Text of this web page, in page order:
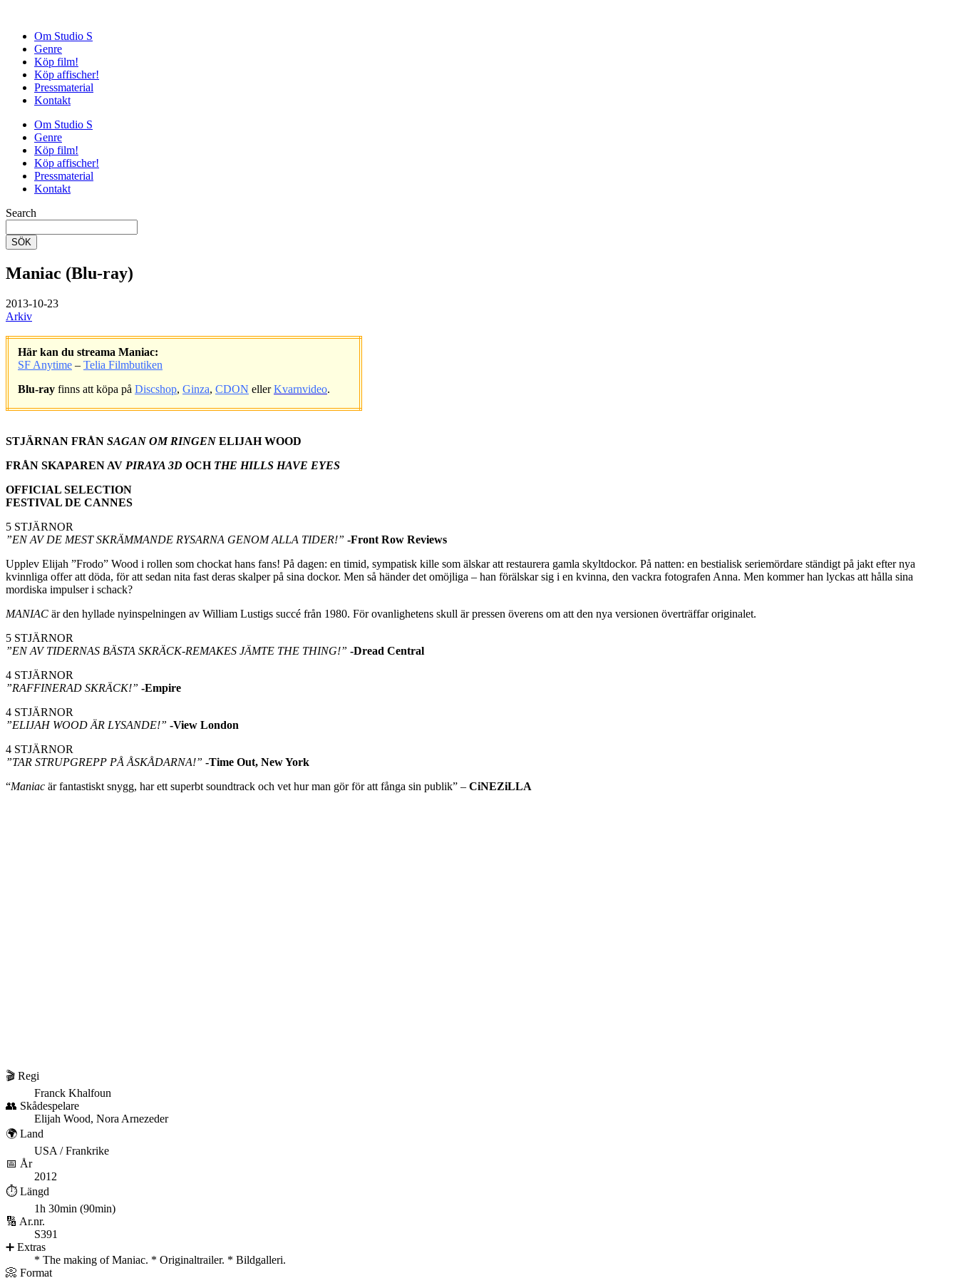
Om Studio S
Genre
Köp film!
Köp affischer!
Pressmaterial
Kontakt
Om Studio S
Genre
Köp film!
Köp affischer!
Pressmaterial
Kontakt
Search
SÖK
Maniac (Blu-ray)
2013-10-23
Arkiv
Här kan du streama Maniac:
SF Anytime – Telia Filmbutiken
Blu-ray finns att köpa på Discshop, Ginza, CDON ellerKvarnvideo.
STJÄRNAN FRÅN SAGAN OM RINGEN ELIJAH WOOD
FRÅN SKAPAREN AV PIRAYA 3D OCH THE HILLS HAVE EYES
OFFICIAL SELECTION
FESTIVAL DE CANNES
5 STJÄRNOR
”EN AV DE MEST SKRÄMMANDE RYSARNA GENOM ALLA TIDER!” -Front Row Reviews
Upplev Elijah ”Frodo” Wood i rollen som chockat hans fans! På dagen: en timid, sympatisk kille som älskar att restaurera gamla skyltdockor. På natten: en bestialisk seriemördare ständigt på jakt efter nya
kvinnliga offer att döda, för att sedan nita fast deras skalper på sina dockor. Men så händer det omöjliga – han förälskar sig i en kvinna, den vackra fotografen Anna. Men kommer han lyckas att hålla sina
mordiska impulser i schack?
MANIAC är den hyllade nyinspelningen av William Lustigs succé från 1980. För ovanlighetens skull är pressen överens om att den nya versionen överträffar originalet.
5 STJÄRNOR
”EN AV TIDERNAS BÄSTA SKRÄCK-REMAKES JÄMTE THE THING!” -Dread Central
4 STJÄRNOR
”RAFFINERAD SKRÄCK!” -Empire
4 STJÄRNOR
”ELIJAH WOOD ÄR LYSANDE!” -View London
4 STJÄRNOR
”TAR STRUPGREPP PÅ ÅSKÅDARNA!” -Time Out, New York
“Maniac är fantastiskt snygg, har ett superbt soundtrack och vet hur man gör för att fånga sin publik” – CiNEZiLLA
🎬 Regi
Franck Khalfoun
👥 Skådespelare
Elijah Wood, Nora Arnezeder
🌍 Land
USA / Frankrike
📅 År
2012
⏱️ Längd
1h 30min (90min)
🔢 Ar.nr.
S391
➕ Extras
* The making of Maniac. * Originaltrailer. * Bildgalleri.
📀 Format